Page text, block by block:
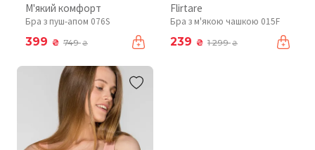
М'який комфорт
Бра з пуш-апом 076S
399 ₴ 749₴
Flirtare
Бра з м'якою чашкою 015F
239 ₴ 1 299₴